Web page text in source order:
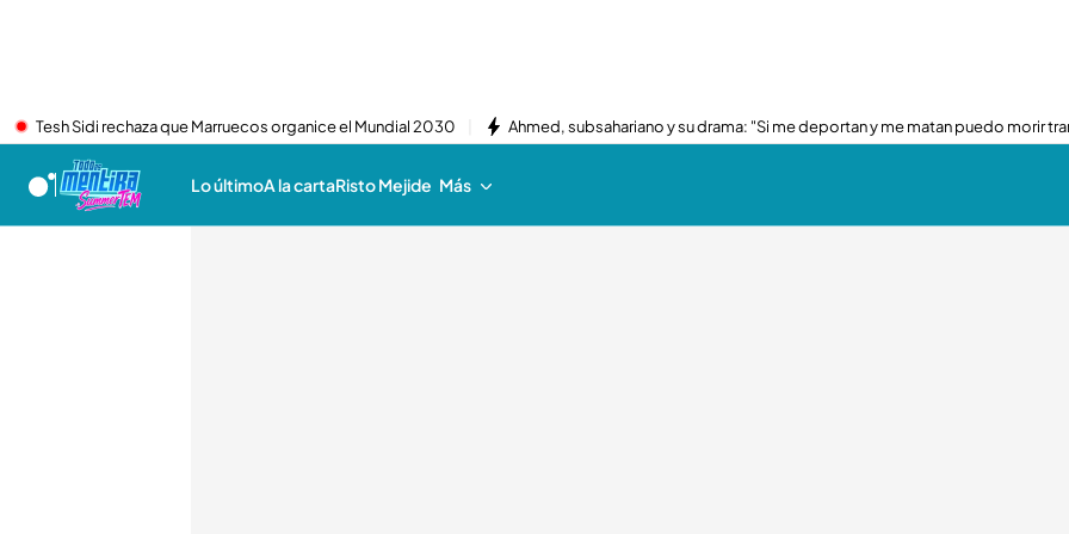
Tesh Sidi rechaza que Marruecos organice el Mundial 2030 Ahmed, subsahariano y su drama: "Si me deportan y me matan puedo morir
Lo últimoA la cartaRisto Mejide Más